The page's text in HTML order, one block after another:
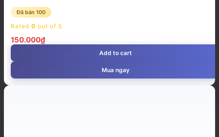
Đã bán 100
Rated 0 out of 5
150.000₫
Add to cart
Mua ngay